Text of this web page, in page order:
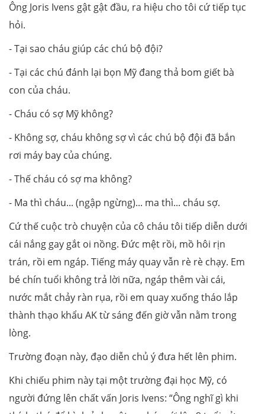
Ông Joris Ivens gật gật đầu, ra hiệu cho tôi cứ tiếp tục
hỏi.
- Tại sao cháu giúp các chú bộ đội?
- Tại các chú đánh lại bọn Mỹ đang thả bom giết bà
con của cháu.
- Cháu có sợ Mỹ không?
- Không sợ, cháu không sợ vì các chú bộ đội đã bắn
rơi máy bay của chúng.
- Thế cháu có sợ ma không?
- Ma thì cháu... (ngập ngừng)... ma thì... cháu sợ.
Cứ thế cuộc trò chuyện của cô cháu tôi tiếp diễn dưới
cái nắng gay gắt oi nồng. Đức mệt rồi, mồ hôi rịn
trán, rồi em ngáp. Tiếng máy quay vẫn rè rè chạy. Em
bé chín tuổi không trả lời nữa, ngáp thêm vài cái,
nước mắt chảy ràn rụa, rồi em quay xuống tháo lắp
thành thạo khẩu AK từ sáng đến giờ vẫn nằm trong
lòng.
Trường đoạn này, đạo diễn chủ ý đưa hết lên phim.
Khi chiếu phim này tại một trường đại học Mỹ, có
người đứng lên chất vấn Joris Ivens: “Ông nghĩ gì khi